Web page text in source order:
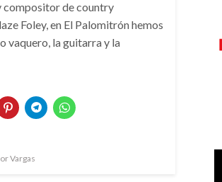
compositor de country
Foley, en El Palomitrón hemos
vaquero, la guitarra y la
Vargas